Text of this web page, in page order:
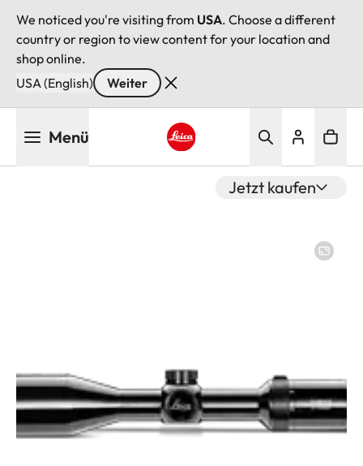
We noticed you're visiting from USA. Choose a different
country or region to view content for your location and
shop online.
USA (English)
Weiter
Menü
Jetzt kaufen